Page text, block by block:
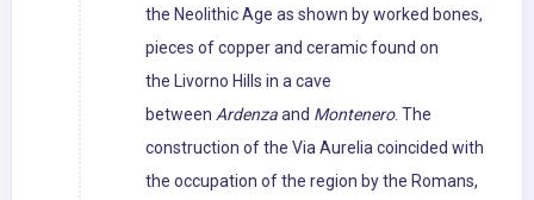
the Neolithic Age as shown by worked bones,
pieces of copper and ceramic found on
the Livorno Hills in a cave
between Ardenzaand Montenero. The
construction of the Via Aurelia coincided with
the occupation of the region by the Romans,